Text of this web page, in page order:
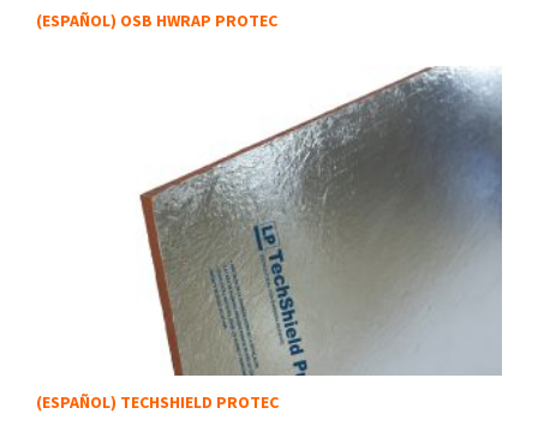
(ESPAÑOL) OSB HWRAP PROTEC
(ESPAÑOL) TECHSHIELD PROTEC